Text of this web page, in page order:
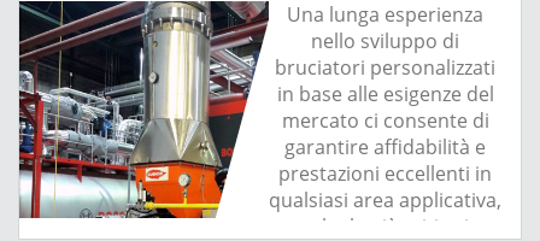
Una lunga esperienza
nello sviluppo di
bruciatori personalizzati
in base alle esigenze del
mercato ci consente di
garantire affidabilità e
prestazioni eccellenti in
qualsiasi area applicativa,
anche la più critica in